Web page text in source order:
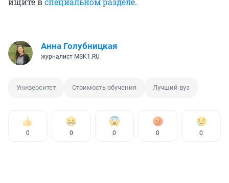
Анна Голубницкая
журналист MSK1.RU
Университет Стоимость обучения Лучший вуз
0 0 0 0 0